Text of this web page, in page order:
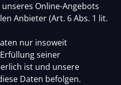
Online-Angebots
Anbieter (Art. 6 Abs. 1 lit.
nur insoweit
seiner
ist und unsere
Daten befolgen.